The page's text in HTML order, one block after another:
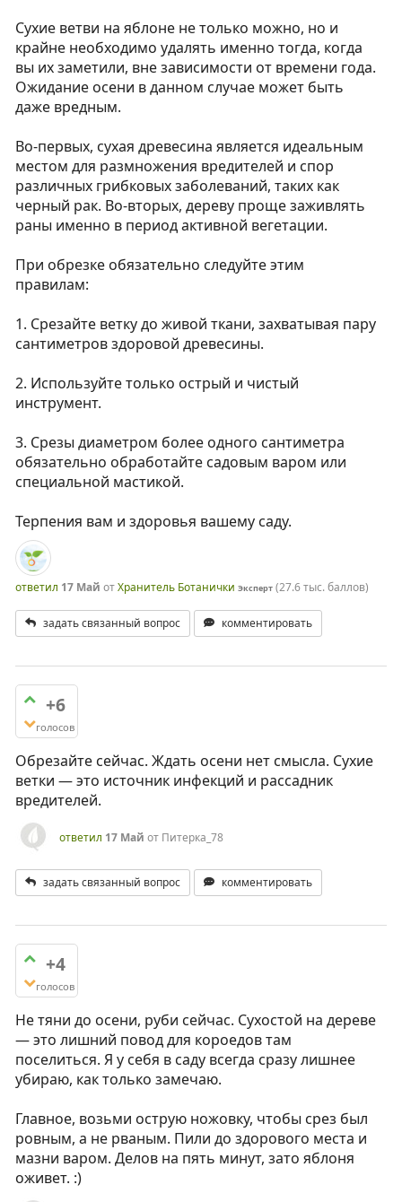
Сухие ветви на яблоне не только можно, но и
крайне необходимо удалять именно тогда, когда
вы их заметили, вне зависимости от времени года.
Ожидание осени в данном случае может быть
даже вредным.
Во-первых, сухая древесина является идеальным
местом для размножения вредителей и спор
различных грибковых заболеваний, таких как
черный рак. Во-вторых, дереву проще заживлять
раны именно в период активной вегетации.
При обрезке обязательно следуйте этим
правилам:
1. Срезайте ветку до живой ткани, захватывая пару
сантиметров здоровой древесины.
2. Используйте только острый и чистый
инструмент.
3. Срезы диаметром более одного сантиметра
обязательно обработайте садовым варом или
специальной мастикой.
Терпения вам и здоровья вашему саду.
ответил 17 Май отХранитель Ботанички Эксперт (27.6 тыс.баллов)
задать связанный вопрос комментировать
+6
голосов
Обрезайте сейчас. Ждать осени нет смысла. Сухие
ветки — это источник инфекций и рассадник
вредителей.
ответил 17 Май от Питерка_78
задать связанный вопрос комментировать
+4
голосов
Не тяни до осени, руби сейчас. Сухостой на дереве
— это лишний повод для короедов там
поселиться. Я у себя в саду всегда сразу лишнее
убираю, как только замечаю.
Главное, возьми острую ножовку, чтобы срез был
ровным, а не рваным. Пили до здорового места и
мазни варом. Делов на пять минут, зато яблоня
оживет. :)